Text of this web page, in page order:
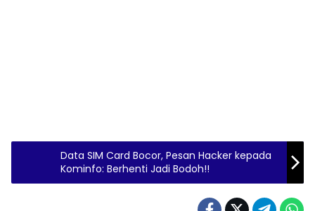
Data SIM Card Bocor, Pesan Hacker kepada
Kominfo: Berhenti Jadi Bodoh!!